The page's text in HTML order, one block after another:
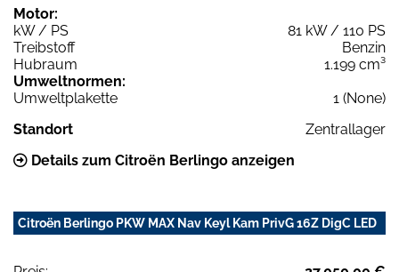
Motor:
kW / PS
81 kW / 110 PS
Treibstoff
Benzin
Hubraum
1.199 cm³
Umweltnormen:
Umweltplakette
1 (None)
Standort
Zentrallager
Details zum Citroën Berlingo anzeigen
Citroën Berlingo PKW MAX Nav Keyl Kam PrivG 16Z DigC LED